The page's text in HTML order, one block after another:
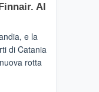
Al
e la
di Catania
rotta